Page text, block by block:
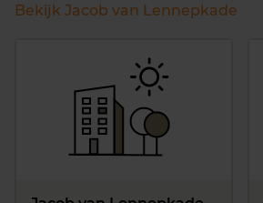
Bekijk Jacob van Lennepkade